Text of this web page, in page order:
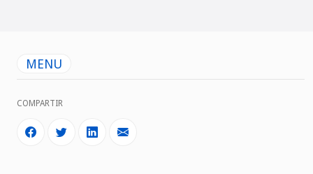
MENU
COMPARTIR